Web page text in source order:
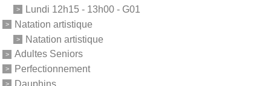
Lundi 12h15 - 13h00 - G01
Natation artistique
Natation artistique
Adultes Seniors
Perfectionnement
Dauphins